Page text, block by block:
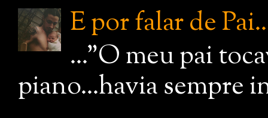
E por falar de
..."O meu pai
piano...havia sempre